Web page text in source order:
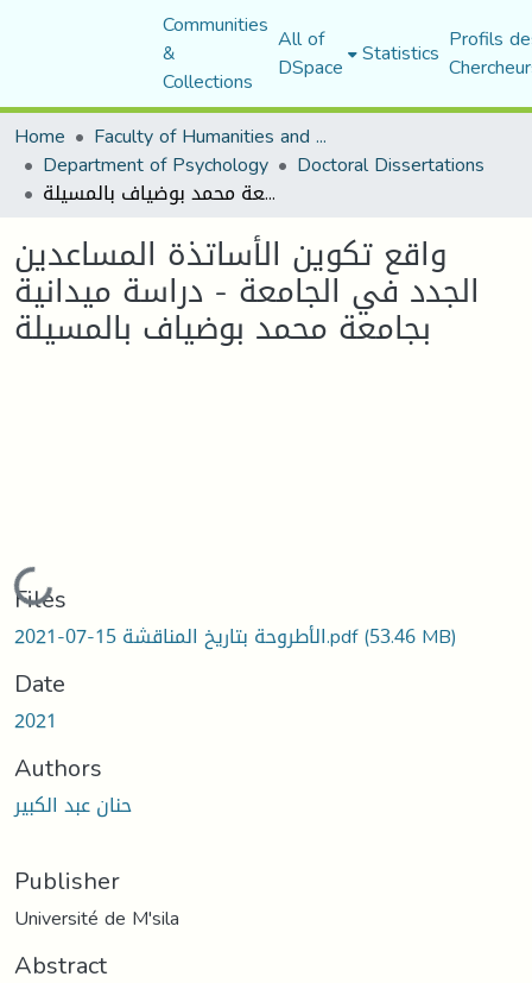
Communities
&
Collections
All of
DSpace Statistics Profils
Home
Faculty of Humanities and Social Sciences
Department of Psychology Doctoral Dissertations
واقع تكوين الأساتذة المساعدين الجدد في الجامعة - دراسة ميدانية بجامعة محمد بوضياف بالمسيلة
واقع تكوين الأساتذة المساعدين
الجدد في الجامعة - دراسة ميدانية
بجامعة محمد بوضياف بالمسيلة
Loading...
Files
الأطروحة بتاريخ المناقشة 15-07-2021.pdf(53.46 MB)
Date
2021
Authors
حنان عبد الكبير
Publisher
Université de M'sila
Abstract